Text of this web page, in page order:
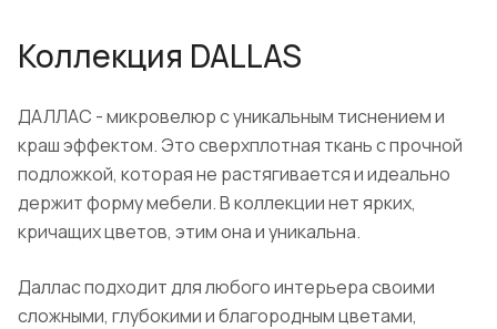
Коллекция DALLAS
ДАЛЛАС - микровелюр с уникальным тиснением и
краш эффектом. Это сверхплотная ткань с прочной
подложкой, которая не растягивается и идеально
держит форму мебели. В коллекции нет ярких,
кричащих цветов, этим она и уникальна.
Даллас подходит для любого интерьера своими
сложными, глубокими и благородным цветами,